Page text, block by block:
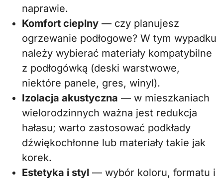
naprawie.
Komfort cieplny — czy planujesz
ogrzewanie podłogowe? W tym wypadku
należy wybierać materiały kompatybilne
z podłogówką (deski warstwowe,
niektóre panele, gres, winyl).
Izolacja akustyczna — w mieszkaniach
wielorodzinnych ważna jest redukcja
hałasu; warto zastosować podkłady
dźwiękochłonne lub materiały takie jak
korek.
Estetyka i styl — wybór koloru, formatu i